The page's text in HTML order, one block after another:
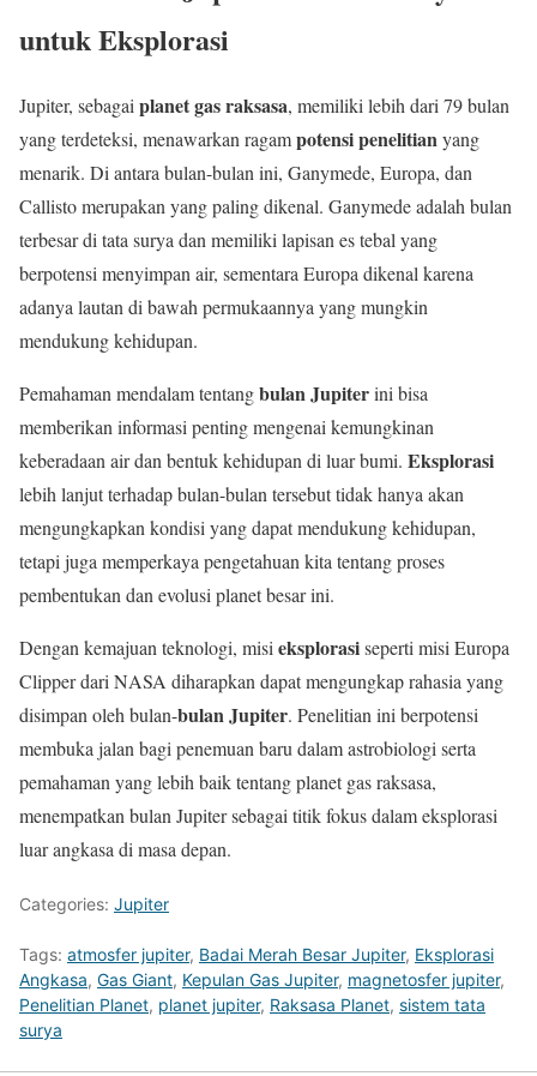
untuk Eksplorasi
Jupiter, sebagaiplanet gas raksasa, memiliki lebih dari 79 bulan
yang terdeteksi, menawarkan ragampotensi penelitianyang
menarik. Di antara bulan-bulan ini, Ganymede, Europa, dan
Callisto merupakan yang paling dikenal. Ganymede adalah bulan
terbesar di tata surya dan memiliki lapisan es tebal yang
berpotensi menyimpan air, sementara Europa dikenal karena
adanya lautan di bawah permukaannya yang mungkin
mendukung kehidupan.
Pemahaman mendalam tentangbulan Jupiterini bisa
memberikan informasi penting mengenai kemungkinan
keberadaan air dan bentuk kehidupan di luar bumi. Eksplorasi
lebih lanjut terhadap bulan-bulan tersebut tidak hanya akan
mengungkapkan kondisi yang dapat mendukung kehidupan,
tetapi juga memperkaya pengetahuan kita tentang proses
pembentukan dan evolusi planet besar ini.
Dengan kemajuan teknologi, misieksplorasiseperti misi Europa
Clipper dari NASA diharapkan dapat mengungkap rahasia yang
disimpan oleh bulan-bulan Jupiter. Penelitian ini berpotensi
membuka jalan bagi penemuan baru dalam astrobiologi serta
pemahaman yang lebih baik tentang planet gas raksasa,
menempatkan bulan Jupiter sebagai titik fokus dalam eksplorasi
luar angkasa di masa depan.
Categories: Jupiter
Tags: atmosfer jupiter, Badai Merah Besar Jupiter, Eksplorasi
Angkasa, Gas Giant, Kepulan Gas Jupiter, magnetosfer jupiter,
Penelitian Planet, planet jupiter, Raksasa Planet, sistem tata
surya